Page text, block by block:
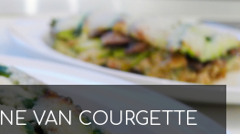
VAN COURGETTE